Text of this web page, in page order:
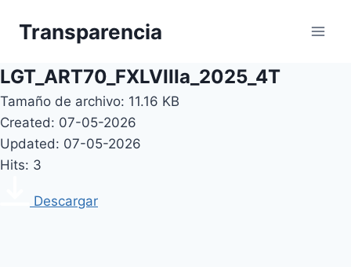
Transparencia
LGT_ART70_FXLVIIIa_2025_4T
Tamaño de archivo: 11.16 KB
Created: 07-05-2026
Updated: 07-05-2026
Hits: 3
Descargar